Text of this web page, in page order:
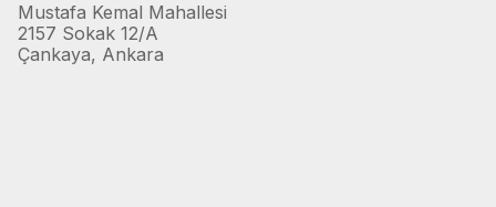
Mustafa Kemal Mahallesi
2157 Sokak 12/A
Çankaya, Ankara